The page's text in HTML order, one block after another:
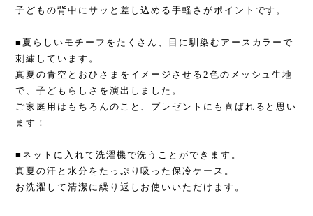
子どもの背中にサッと差し込める手軽さがポイントです。
■夏らしいモチーフをたくさん、目に馴染むアースカラーで
刺繍しています。
真夏の青空とおひさまをイメージさせる2色のメッシュ生地
で、子どもらしさを演出しました。
ご家庭用はもちろんのこと、プレゼントにも喜ばれると思い
ます！
■ネットに入れて洗濯機で洗うことができます。
真夏の汗と水分をたっぷり吸った保冷ケース。
お洗濯して清潔に繰り返しお使いいただけます。